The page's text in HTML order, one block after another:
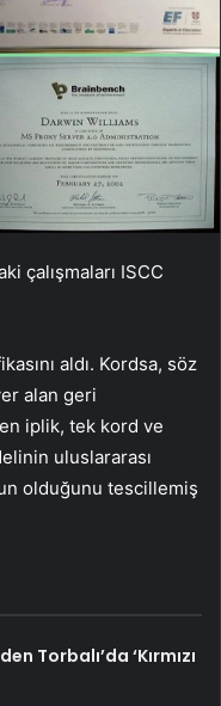
çalışmaları ISCC
aldı. Kordsa, söz
alan geri
iplik, tek kord ve
uluslararası
olduğunu tescillemiş
Torbalı’da ‘Kırmızı